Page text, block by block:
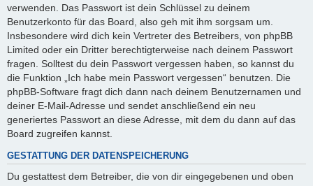
verwenden. Das Passwort ist dein Schlüssel zu deinem
Benutzerkonto für das Board, also geh mit ihm sorgsam um.
Insbesondere wird dich kein Vertreter des Betreibers, von phpBB
Limited oder ein Dritter berechtigterweise nach deinem Passwort
fragen. Solltest du dein Passwort vergessen haben, so kannst du
die Funktion „Ich habe mein Passwort vergessen“ benutzen. Die
phpBB-Software fragt dich dann nach deinem Benutzernamen und
deiner E-Mail-Adresse und sendet anschließend ein neu
generiertes Passwort an diese Adresse, mit dem du dann auf das
Board zugreifen kannst.
GESTATTUNG DER DATENSPEICHERUNG
Du gestattest dem Betreiber, die von dir eingegebenen und oben